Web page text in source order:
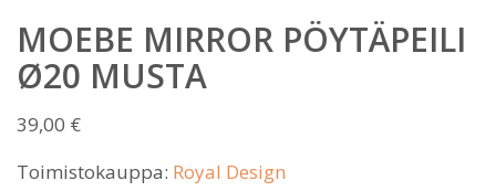
MOEBE MIRROR PÖYTÄPEILI
Ø20 MUSTA
39,00 €
Toimistokauppa: Royal Design